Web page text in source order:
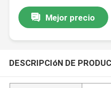
Mejor precio
DESCRIPCIóN DE